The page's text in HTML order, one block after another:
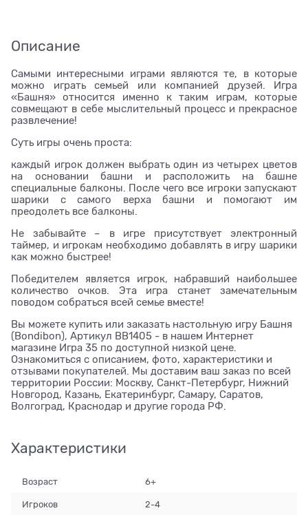
Описание
Самыми интересными играми являются те, в которые
можно играть семьей или компанией друзей. Игра
«Башня» относится именно к таким играм, которые
совмещают в себе мыслительный процесс и прекрасное
развлечение!
Суть игры очень проста:
каждый игрок должен выбрать один из четырех цветов
на основании башни и расположить на башне
специальные балконы. После чего все игроки запускают
шарики с самого верха башни и помогают им
преодолеть все балконы.
Не забывайте – в игре присутствует электронный
таймер, и игрокам необходимо добавлять в игру шарики
как можно быстрее!
Победителем является игрок, набравший наибольшее
количество очков. Эта игра станет замечательным
поводом собраться всей семье вместе!
Вы можете купить или заказать настольную игру Башня
(Bondibon), Артикул BB1405 - в нашем Интернет
магазине Игра 35 по доступной низкой цене.
Ознакомиться с описанием, фото, характеристики и
отзывами покупателей. Мы доставим ваш заказ по всей
территории России: Москву, Санкт-Петербург, Нижний
Новгород, Казань, Екатеринбург, Самару, Саратов,
Волгоград, Краснодар и другие города РФ.
Характеристики
Возраст 6+
Игроков 2-4